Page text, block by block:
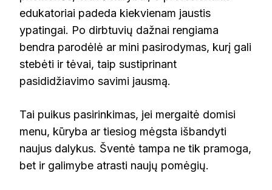
edukatoriai padeda kiekvienam jaustis
ypatingai. Po dirbtuvių dažnai rengiama
bendra parodėlė ar mini pasirodymas, kurį gali
stebėti ir tėvai, taip sustiprinant
pasididžiavimo savimi jausmą.
Tai puikus pasirinkimas, jei mergaitė domisi
menu, kūryba ar tiesiog mėgsta išbandyti
naujus dalykus. Šventė tampa ne tik pramoga,
bet ir galimybe atrasti naujų pomėgių.